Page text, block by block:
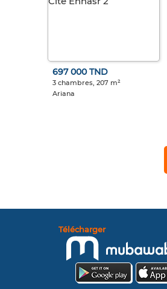
697 000 TND
3 chambres, 207 m²
Ariana
Télécharger